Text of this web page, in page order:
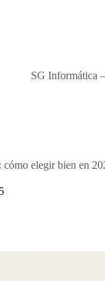
SG Informática
elegir bien en